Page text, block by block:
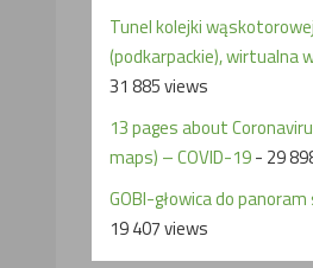
Tunel kolejki
(podkarpackie), wirtualna
31 885 views
13 pages about
maps) – COVID-19- 29
GOBI-głowica do
19 407 views